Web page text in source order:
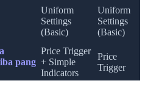
Uniform
Settings
(Basic)
Uniform
Settings
(Basic)
pang
Price Trigger
+ Simple
Indicators
Price
Trigger